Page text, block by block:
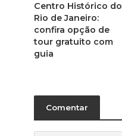
Centro Histórico do
Rio de Janeiro:
confira opção de
tour gratuito com
guia
Comentar